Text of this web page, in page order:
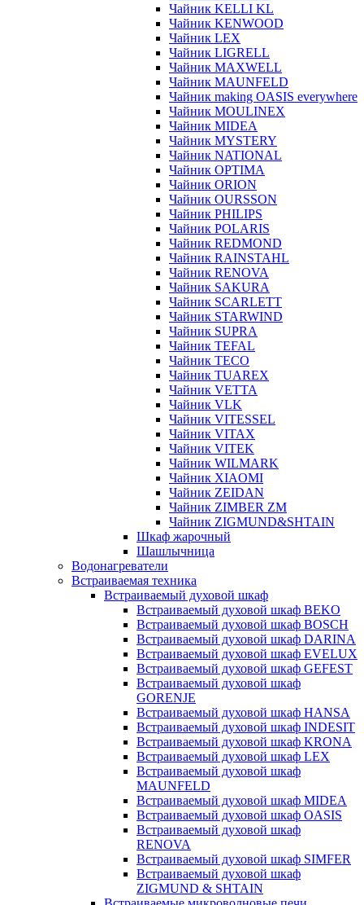
Чайник KELLI KL
Чайник KENWOOD
Чайник LEX
Чайник LIGRELL
Чайник MAXWELL
Чайник MAUNFELD
Чайник making OASIS everywhere
Чайник MOULINEX
Чайник MIDEA
Чайник MYSTERY
Чайник NATIONAL
Чайник OPTIMA
Чайник ORION
Чайник OURSSON
Чайник PHILIPS
Чайник POLARIS
Чайник REDMOND
Чайник RAINSTAHL
Чайник RENOVA
Чайник SAKURA
Чайник SCARLETT
Чайник STARWIND
Чайник SUPRA
Чайник TEFAL
Чайник TECO
Чайник TUAREX
Чайник VETTA
Чайник VLK
Чайник VITESSEL
Чайник VITAX
Чайник VITEK
Чайник WILMARK
Чайник XIAOMI
Чайник ZEIDAN
Чайник ZIMBER ZM
Чайник ZIGMUND&SHTAIN
Шкаф жарочный
Шашлычница
Водонагреватели
Встраиваемая техника
Встраиваемый духовой шкаф
Встраиваемый духовой шкаф BEKO
Встраиваемый духовой шкаф BOSCH
Встраиваемый духовой шкаф DARINA
Встраиваемый духовой шкаф EVELUX
Встраиваемый духовой шкаф GEFEST
Встраиваемый духовой шкаф
GORENJE
Встраиваемый духовой шкаф HANSA
Встраиваемый духовой шкаф INDESIT
Встраиваемый духовой шкаф KRONA
Встраиваемый духовой шкаф LEX
Встраиваемый духовой шкаф
MAUNFELD
Встраиваемый духовой шкаф MIDEA
Встраиваемый духовой шкаф OASIS
Встраиваемый духовой шкаф
RENOVA
Встраиваемый духовой шкаф SIMFER
Встраиваемый духовой шкаф
ZIGMUND & SHTAIN